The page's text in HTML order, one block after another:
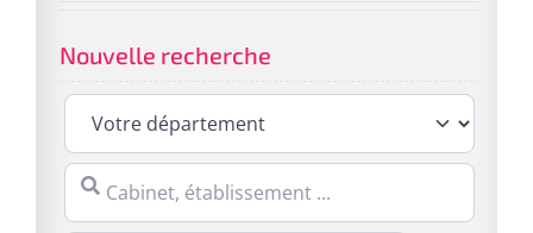
Nouvelle recherche
Cabinet, établissement ...